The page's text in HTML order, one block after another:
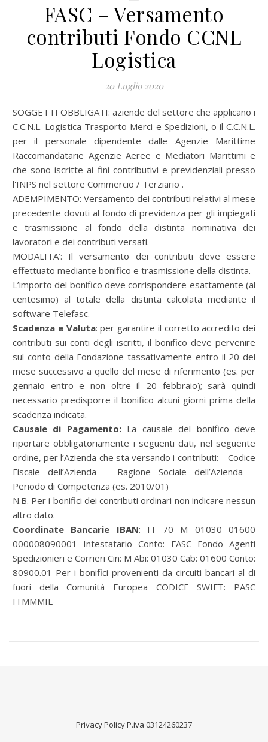
FASC – Versamento
contributi Fondo CCNL
Logistica
20 Luglio 2020
SOGGETTI OBBLIGATI: aziende del settore che applicano i
C.C.N.L. Logistica Trasporto Merci e Spedizioni, o il C.C.N.L.
per il personale dipendente dalle Agenzie Marittime
Raccomandatarie Agenzie Aeree e Mediatori Marittimi e
che sono iscritte ai fini contributivi e previdenziali presso
l'INPS nel settore Commercio / Terziario .
ADEMPIMENTO: Versamento dei contributi relativi al mese
precedente dovuti al fondo di previdenza per gli impiegati
e trasmissione al fondo della distinta nominativa dei
lavoratori e dei contributi versati.
MODALITA’: Il versamento dei contributi deve essere
effettuato mediante bonifico e trasmissione della distinta.
L’importo del bonifico deve corrispondere esattamente (al
centesimo) al totale della distinta calcolata mediante il
software Telefasc.
Scadenza e Valuta: per garantire il corretto accredito dei
contributi sui conti degli iscritti, il bonifico deve pervenire
sul conto della Fondazione tassativamente entro il 20 del
mese successivo a quello del mese di riferimento (es. per
gennaio entro e non oltre il 20 febbraio); sarà quindi
necessario predisporre il bonifico alcuni giorni prima della
scadenza indicata.
Causale di Pagamento:La causale del bonifico deve
riportare obbligatoriamente i seguenti dati, nel seguente
ordine, per l’Azienda che sta versando i contributi: – Codice
Fiscale dell’Azienda – Ragione Sociale dell’Azienda –
Periodo di Competenza (es. 2010/01)
N.B. Per i bonifici dei contributi ordinari non indicare nessun
altro dato.
Coordinate Bancarie IBAN: IT 70 M 01030 01600
000008090001 Intestatario Conto: FASC Fondo Agenti
Spedizionieri e Corrieri Cin: M Abi: 01030 Cab: 01600 Conto:
80900.01 Per i bonifici provenienti da circuiti bancari al di
fuori della Comunità Europea CODICE SWIFT: PASC
ITMMMIL
Privacy PolicyP.iva 03124260237